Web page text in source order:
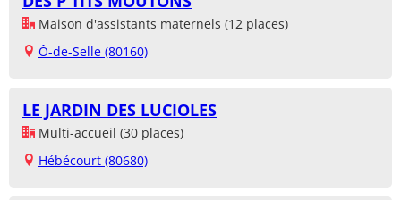
Maison d'assistants maternels (12 places)
Ô-de-Selle (80160)
LE JARDIN DES LUCIOLES
Multi-accueil (30 places)
Hébécourt (80680)